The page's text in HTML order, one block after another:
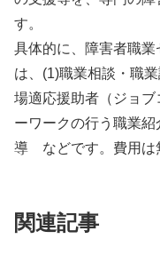
す。
具体的に、障害者職
は、(1)職業相談・職
場適応援助者（ジョ
ーワークの行う職業
導 などです。費用は
関連記事